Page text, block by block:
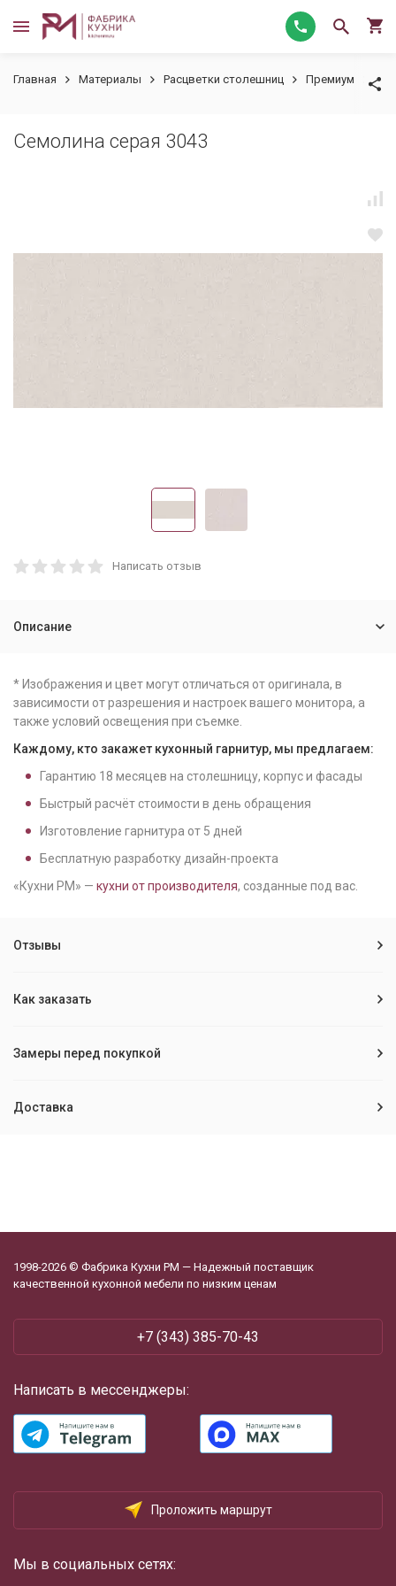
Главная Материалы Расцветки столешниц Премиум
Семолина серая 3043
Написать отзыв
Описание
* Изображения и цвет могут отличаться от оригинала, в
зависимости от разрешения и настроек вашего монитора, а
также условий освещения при съемке.
Каждому, кто закажет кухонный гарнитур, мы предлагаем:
Гарантию 18 месяцев на столешницу, корпус и фасады
Быстрый расчёт стоимости в день обращения
Изготовление гарнитура от 5 дней
Бесплатную разработку дизайн-проекта
«Кухни РМ» — кухни от производителя, созданные под вас.
Отзывы
Как заказать
Замеры перед покупкой
Доставка
1998-2026 © Фабрика Кухни РМ — Надежный поставщик
качественной кухонной мебели по низким ценам
+7 (343) 385-70-43
Написать в мессенджеры:
Проложить маршрут
Мы в социальных сетях: